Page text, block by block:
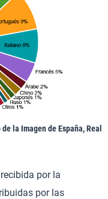
la Imagen de España, Real
por la
por las